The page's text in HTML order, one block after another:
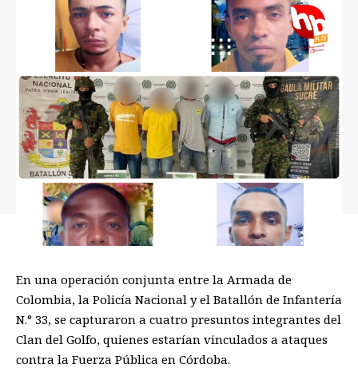
En una operación conjunta entre la Armada de
Colombia, la Policía Nacional y el Batallón de Infantería
N.° 33, se capturaron a cuatro presuntos integrantes del
Clan del Golfo, quienes estarían vinculados a ataques
contra la Fuerza Pública en Córdoba.